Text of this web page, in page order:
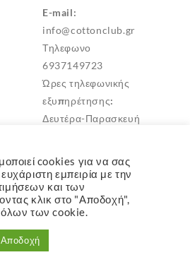
E-mail:
info@cottonclub.gr
Τηλεφωνο
6937149723
Ώρες τηλεφωνικής
εξυπηρέτησης:
Δευτέρα-Παρασκευή
Μεταμόρφωση Αττικής
TK: 14452
cookies για να σας
εμπειρία με την
και των
κλικ στο "Αποδοχή",
όλων των cookie.
Αποδοχή